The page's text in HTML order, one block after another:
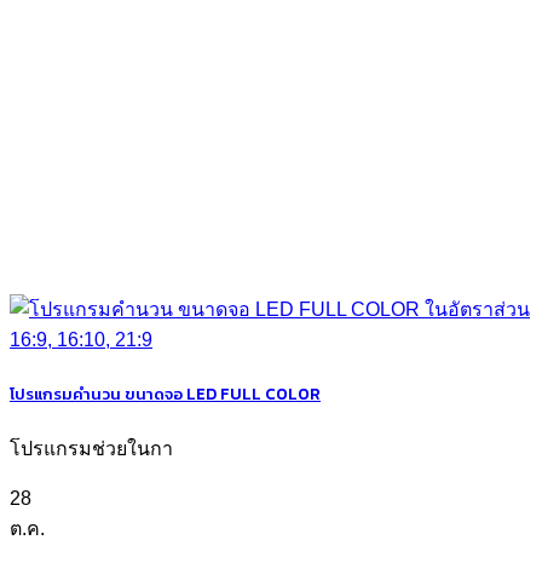
โปรแกรมคำนวน ขนาดจอ LED FULL COLOR
โปรแกรมช่วยในกา
28
ต.ค.